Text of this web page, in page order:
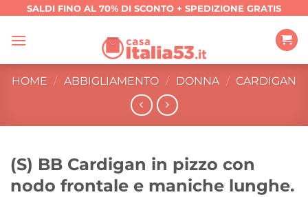
contenuti
SALDI FINO AL 70% DI SCONTO + SPEDIZIONE GRATIS
HOME / ABBIGLIAMENTO / DONNA / CARDIGAN
(S) BB Cardigan in pizzo con
nodo frontale e maniche lunghe.